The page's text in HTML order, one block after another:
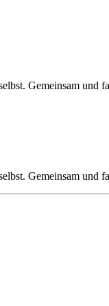
Gemeinsam und
Gemeinsam und